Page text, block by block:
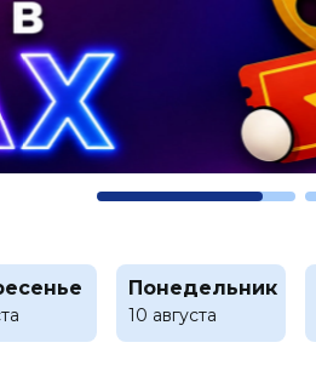
Понедельник
10 августа